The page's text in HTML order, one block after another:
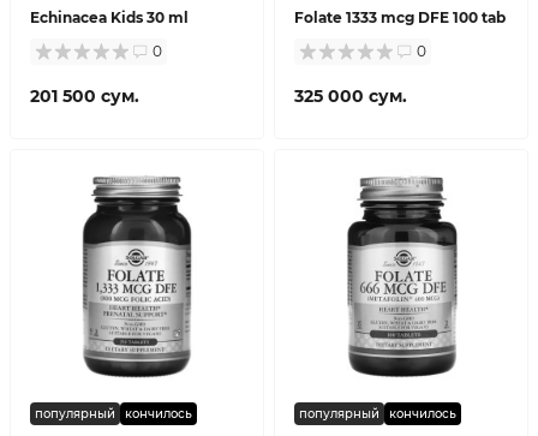
Echinacea Kids 30 ml
0
201 500 сум.
Folate 1333 mcg DFE 100 tab
0
325 000 сум.
популярный кончилось популярный кончилось